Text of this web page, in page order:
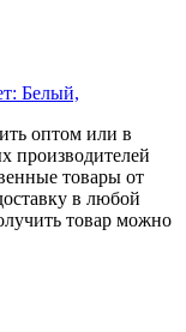
Белый,
оптом или в
производителей
товары от
в любой
товар можно